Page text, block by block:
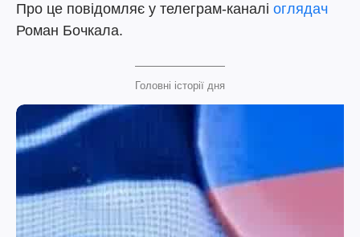
Про це повідомляє у телеграм-каналі оглядач
Роман Бочкала.
Головні історії дня